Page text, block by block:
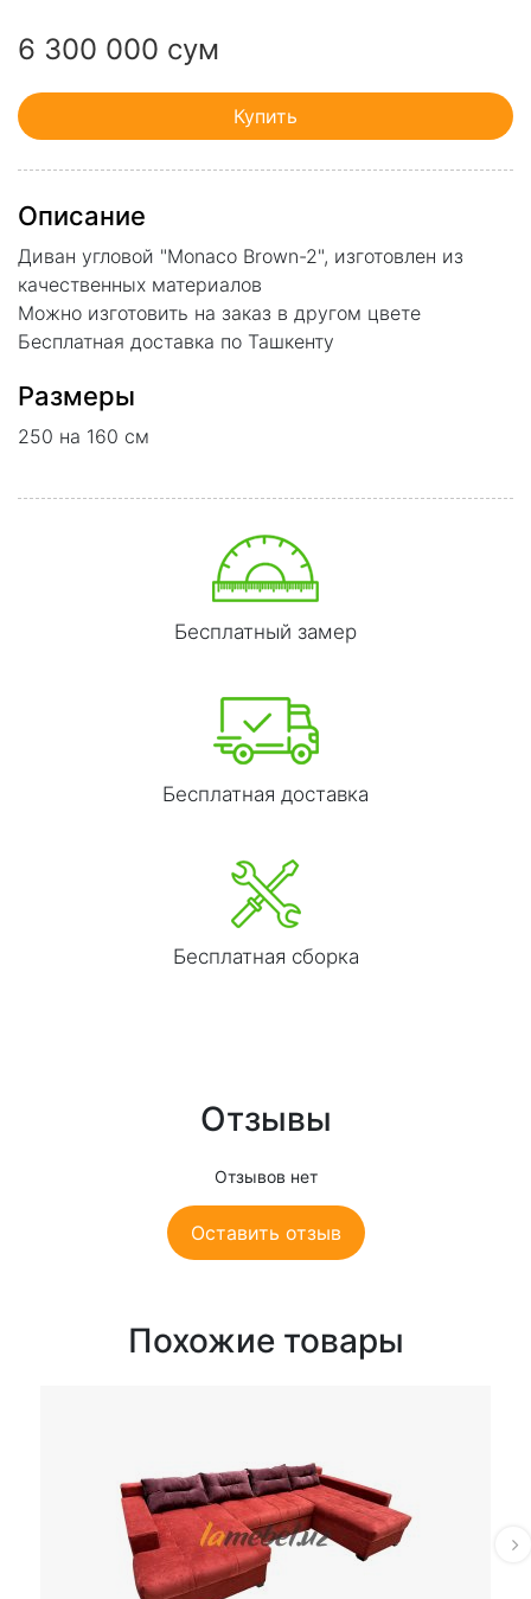
6 300 000 сум
Купить
Описание
Диван угловой "Monaco Brown-2", изготовлен из
качественных материалов
Можно изготовить на заказ в другом цвете
Бесплатная доставка по Ташкенту
Размеры
250 на 160 см
Бесплатный замер
Бесплатная доставка
Бесплатная сборка
Отзывы
Отзывов нет
Оставить отзыв
Похожие товары